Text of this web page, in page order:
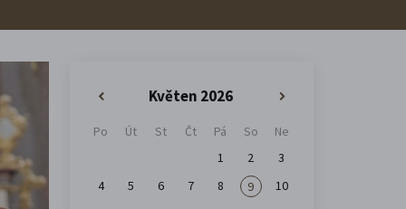
Květen 2026
Po Út St Čt Pá So
Ne
1
2
3
4
5 6 7 8 9
10